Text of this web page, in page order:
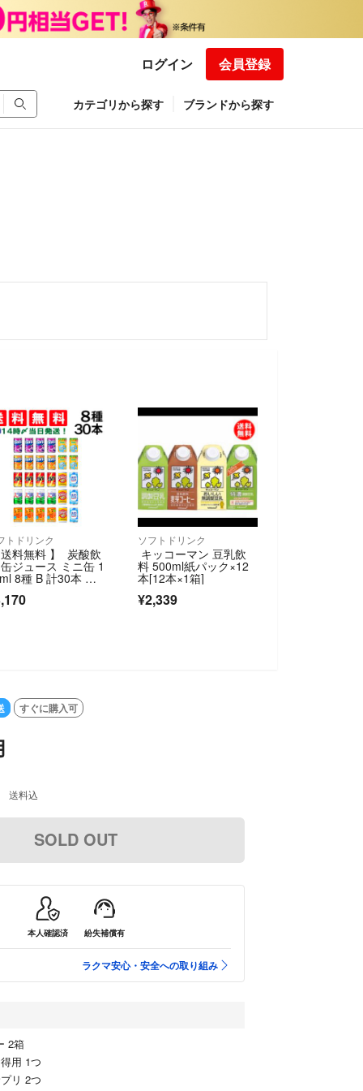
ログイン 会員登録
カテゴリから探す ブランドから探す
トドリンク
料無料 】 炭酸飲
ジュース ミニ缶 1
8種 B 計30本 詰
わせ 飲み比べ ア
ト セット (ファン
ソフトドリンク
キッコーマン 豆乳飲
料 500ml紙パック×12
本[12本×1箱]
¥2,339
すぐに購入可
送料込
SOLD OUT
本人確認済 紛失補償有
ラクマ安心・安全への取り組み
2箱
用 1つ
リ 2つ